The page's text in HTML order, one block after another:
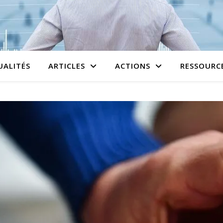
ARTICLES ACTIONS